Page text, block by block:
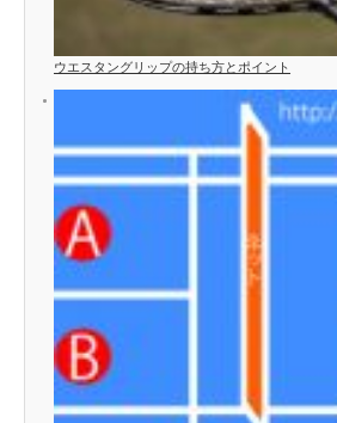
ウエスタングリップの持ち方とポイント